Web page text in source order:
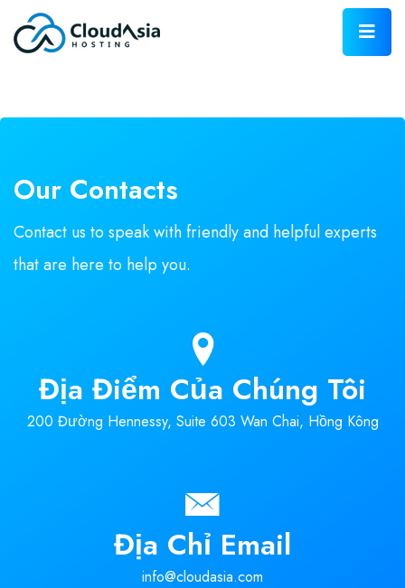
Our Contacts
Contact us to speak with friendly and helpful experts
that are here to help you.
Địa Điểm Của Chúng Tôi
200 Đường Hennessy, Suite 603 Wan Chai, Hồng Kông
Địa Chỉ Email
info@cloudasia.com